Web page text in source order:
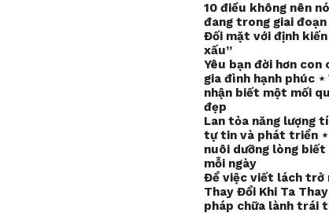
10 điều không nên
đang trong giai đoạn
Đối mặt với định kiến
xấu”
Yêu bạn đời hơn con
gia đình hạnh phúc ⋆
nhận biết một mối
đẹp
Lan tỏa năng lượng
tự tin và phát triển ⋆
nuôi dưỡng lòng biết
mỗi ngày
Để việc viết lách trở
Thay Đổi Khi Ta
pháp chữa lành trái